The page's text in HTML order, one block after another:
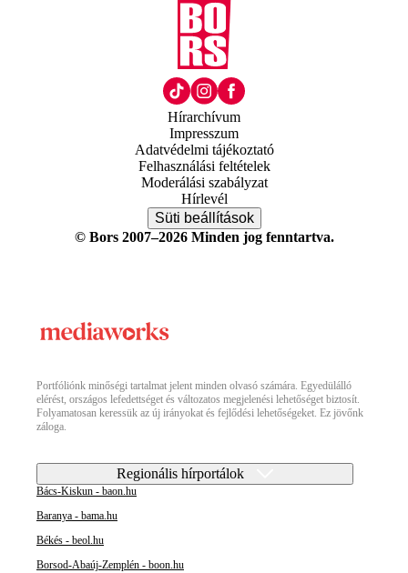
Hírarchívum
Impresszum
Adatvédelmi tájékoztató
Felhasználási feltételek
Moderálási szabályzat
Hírlevél
Süti beállítások
© Bors 2007–2026 Minden jog fenntartva.
Portfóliónk minőségi tartalmat jelent minden olvasó számára. Egyedülálló
elérést, országos lefedettséget és változatos megjelenési lehetőséget biztosít.
Folyamatosan keressük az új irányokat és fejlődési lehetőségeket. Ez jövőnk
záloga.
Regionális hírportálok
Bács-Kiskun - baon.hu
Baranya - bama.hu
Békés - beol.hu
Borsod-Abaúj-Zemplén - boon.hu